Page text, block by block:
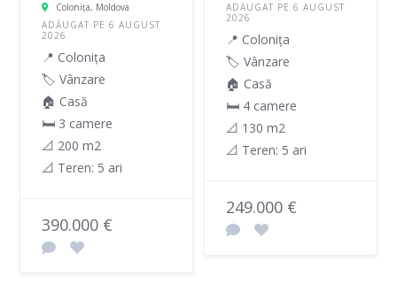
Coloniţa, Moldova
ADĂUGAT PE 6 AUGUST
2026
📍 Colonița
🏷️ Vânzare
🏠 Casă
🛏 3 camere
📐 200 m2
📐 Teren: 5 ari
390.000 €
ADĂUGAT PE 6 AUGUST
2026
📍 Colonița
🏷️ Vânzare
🏠 Casă
🛏 4 camere
📐 130 m2
📐 Teren: 5 ari
249.000 €